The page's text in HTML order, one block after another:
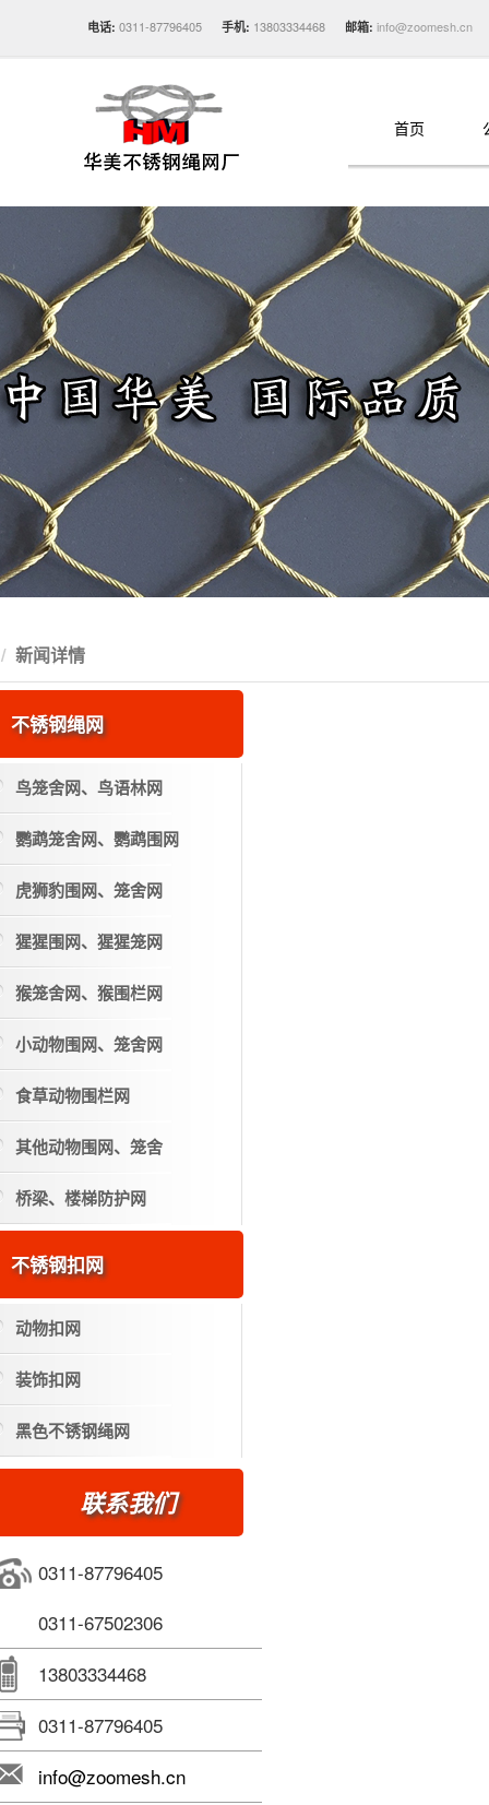
电话: 0311-87796405 手机: 13803334468 邮箱: info@zoomesh.cn
首页
新闻详情
不锈钢绳网
鸟笼舍网、鸟语林网
鹦鹉笼舍网、鹦鹉围网
虎狮豹围网、笼舍网
猩猩围网、猩猩笼网
猴笼舍网、猴围栏网
小动物围网、笼舍网
食草动物围栏网
其他动物围网、笼舍
桥梁、楼梯防护网
不锈钢扣网
动物扣网
装饰扣网
黑色不锈钢绳网
联系我们
0311-87796405
0311-67502306
13803334468
0311-87796405
info@zoomesh.cn